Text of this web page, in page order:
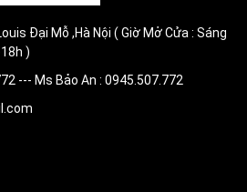
Đại Mỗ ,Hà Nội ( Giờ Mở Cửa : Sáng
)
--- Ms Bảo An : 0945.507.772